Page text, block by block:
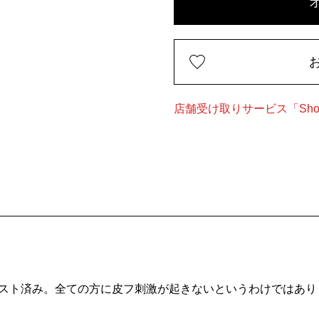
店舗受け取りサービス「
ト済み。全ての方に皮フ刺激が起きないというわけではあ